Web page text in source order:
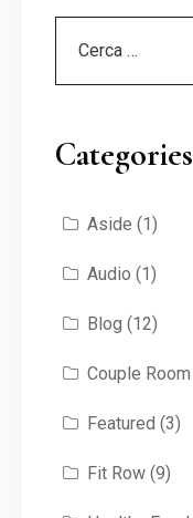
Categories
Aside (1)
Audio (1)
Blog (12)
Couple Room
Featured (3)
Fit Row(9)